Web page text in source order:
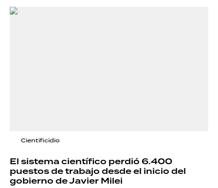
Cientificidio
El sistema científico perdió 6.400
puestos de trabajo desde el inicio del
gobierno de Javier Milei